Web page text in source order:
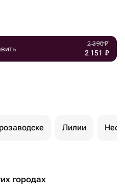
2 390₽
2 151 ₽
Лилии
городах